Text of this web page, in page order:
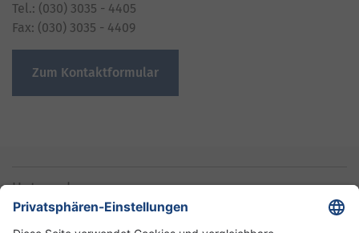
Tel.: (030) 3035 - 4405
Fax: (030) 3035 - 4409
Zum Kontaktformular
Unternehmen